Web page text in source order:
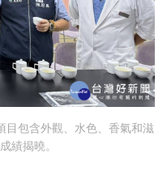
目包含外觀、水色、香氣和滋
績揭曉。